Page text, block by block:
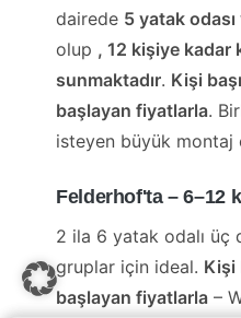
dairede 5 yatak
olup , 12 kişiye kadar
sunmaktadır. Kişi
başlayan fiyatlarla.
isteyen büyük montaj
Felderhof'ta – 6–12
2 ila 6 yatak odalı üç
gruplar için ideal. Kişi
başlayan fiyatlarla –